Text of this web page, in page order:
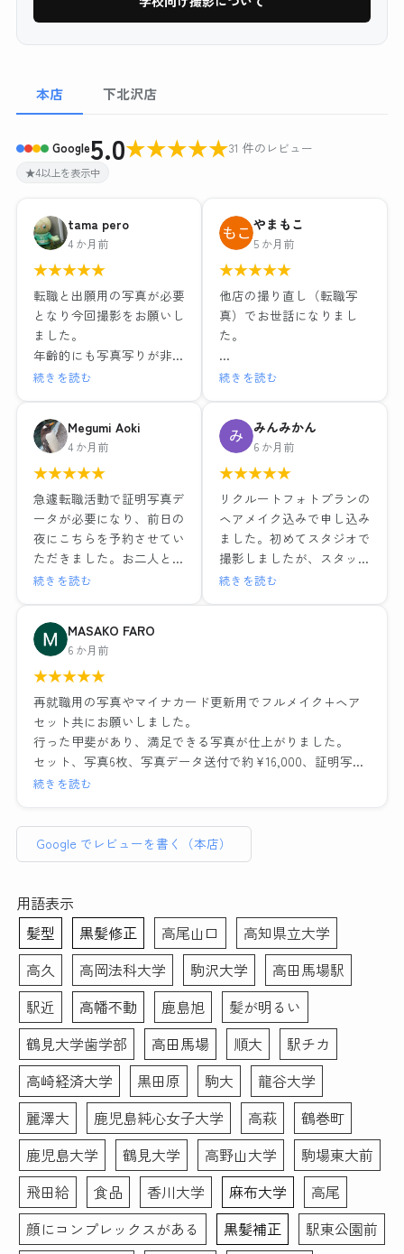
本店 下北沢店
Google5.0★★★★★31 件のレビュー
★4以上を表示中
tama pero
4 か月前
★★★★★
転職と出願用の写真が必要
となり今回撮影をお願いし
ました。
年齢的にも写真写りが非常
に気になるため、お店の比
ある中で、こちらのお店で
お世話になりました。結果
的にとても満足しました。
1組ごとの撮影で落ち着い
た環境と、ヘアメイクや撮
影も担当の方がとても丁寧
な対応でした。レタッチも
その場で説明を受けながら
多く頂けました。お二人に
感謝の気持ちでいっぱいで
す。
続きを読む
やまもこ
5 か月前
★★★★★
他店の撮り直し（転職写
真）でお世話になりまし
た。
リクルートフォトプラン＋
類のデータと写真6枚で
15,979円（税込）
ヘアメイクも撮影もレタッ
チも全て大満足でした！！
最近よくある就活写真専門
のチェーン店とは一つ一つ
の工程の丁寧さが全然違い
くださるので、他店でガッ
カリした経験がある方には
是非おすすめしたい。
わたしのように撮り直しで
素敵な写真を作成いただ
した。
続きを読む
Megumi Aoki
4 か月前
★★★★★
急遽転職活動で証明写真デ
ータが必要になり、前日の
夜にこちらを予約させてい
ただきました。お二人とも
とても優しい方でメイクも
はそのまま社員証に使って
も問題ないくらい綺麗に仕
上げていただき、データも
即日送っていただけたので
大変助かりました。
ノーメイクで、と準備のと
ころに記載されてましたが
どうしても眉だけは描いて
までも大丈夫ですよ〜と優
しく仰ってくださったの
けることに抵抗ある女性が
いらっしゃいましたらすぐ
落とせる最低限のメイク
(眉描くだけ等)はしても大
丈夫だと思います。(私は
メイク前にすぐ眉ラインを
クレンジングシートで落と
しました)
また、メイク＆ヘアセット
もお任せでとにかく納得の
いく写真が欲しい！という
場合は1時間以上かけてが
っつりやってくださるので
撮影後に予定入れる場合は
余裕もった方がいいと思い
ました！
続きを読む
みんみかん
6 か月前
★★★★★
リクルートフォトプランの
ヘアメイク込みで申し込み
ました。初めてスタジオで
撮影しましたが、スタッフ
の方が笑顔で話しやすい雰
にも答えていただきとても
撮影の時に顔の角度や傾
き、服や髪の毛の乱れなど
なりました。修正も細かい
ところまで丁寧に手作業で
した。写真を選ぶ際や表情
などのアドバイスもあった
ので初めての方にもおすす
めです。データも複数背景
のもの、修正あり・なしの
もの、シールでいただける
ので助かりました。この度
はありがとうございまし
た！！
続きを読む
MASAKO FARO
6 か月前
★★★★★
再就職用の写真やマイナカード更新用でフルメイク+ヘア
セット共にお願いしました。
行った甲斐があり、満足できる写真が仕上がりました。
セット、写真6枚、写真データ送付で約¥16,000、証明写真
のボックスに入って撮れば数百円・・・決して安くはあり
普段被写体になることがなく、スーツ姿になる事も滅多に
ました。
そのような者でも、メイクさんとカメラマンさんお二方は
丁寧に話を聞き出し、素敵な写真を撮りましょうと寄り添
って下さいました。
メイクは特別な事はなく、けれどどう写り込むかを計算し
たプロのメイクアップです。せっかくキチンと撮影しても
らうなら、下手に素人が手を入れるより、プロにやっても
らう方がより満足度が高い写真が出来るかもと思いお願い
したのですが、正解でした。
撮影後、要すれば修整してもらえます。カメラマンさんと
相談しつつ、写真画像を見つつ修整していくので、不安な
く仕上がりました。
写真だけで当落が決まるとは思いません。しかし今回キチ
ンと写真を撮ってもらった事が、思いのほか自分を客観的
に振り返るきっかけとなりました。そういった副次的なこ
とも含め、「リクルート写真」はオススメできると思いま
す。ありがとうございました。
続きを読む
Google でレビューを書く（本店）
用語表示
髪型
黒髪修正 高尾山口
高知県立大学
高久
高岡法科大学 駒沢大学
高田馬場駅
駅近
高幡不動 鹿島旭
髪が明るい
鶴見大学歯学部
高田馬場 順大
駅チカ
高崎経済大学
黒田原 駒大
龍谷大学
麗澤大
鹿児島純心女子大学 高萩
鶴巻町
鹿児島大学
鶴見大学 高野山大学
駒場東大前
飛田給
食品 香川大学 麻布大学
高尾
顔にコンプレックスがある
黒髪補正
駅東公園前